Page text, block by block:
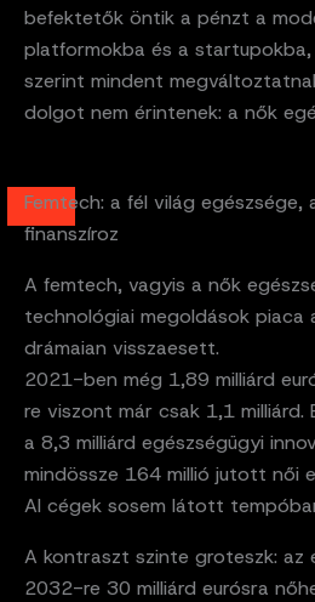
befektetők öntik a pénzt a
platformokba és a startupokba,
szerint mindent
dolgot nem érintenek: a nők
Femtech: a fél világ egészsége,
finanszíroz
A femtech, vagyis a nők
technológiai megoldások piaca
drámaian visszaesett.
2021-ben még 1,89 milliárd
re viszont már csak 1,1
a 8,3 milliárd egészségügyi
mindössze 164 millió jutott női
AI cégek sosem látott
A kontraszt szinte groteszk: az
2032-re 30 milliárd eurósra